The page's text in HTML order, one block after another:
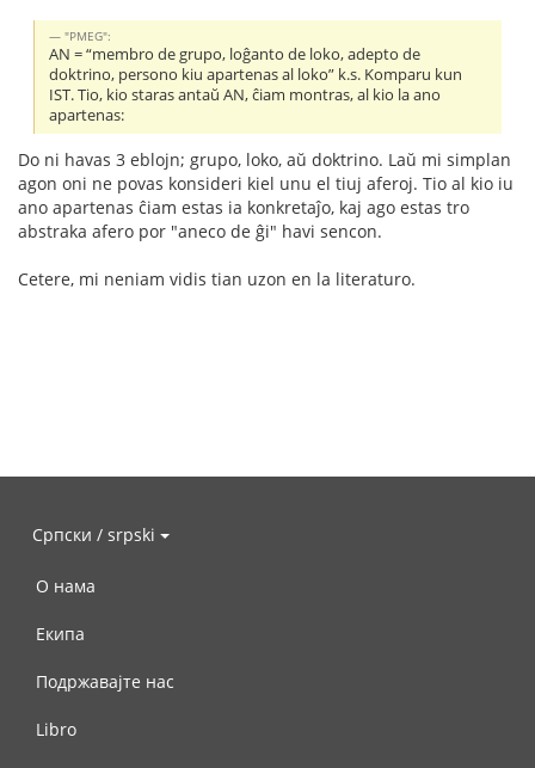
"PMEG":
AN = “membro de grupo, loĝanto de loko, adepto de
doktrino, persono kiu apartenas al loko” k.s. Komparu kun
IST. Tio, kio staras antaŭ AN, ĉiam montras, al kio la ano
apartenas:
Do ni havas 3 eblojn; grupo, loko, aŭ doktrino. Laŭ mi simplan
agon oni ne povas konsideri kiel unu el tiuj aferoj. Tio al kio iu
ano apartenas ĉiam estas ia konkretaĵo, kaj ago estas tro
abstraka afero por "aneco de ĝi" havi sencon.
Cetere, mi neniam vidis tian uzon en la literaturo.
Српски / srpski
О нама
Екипа
Подржавајте нас
Libro